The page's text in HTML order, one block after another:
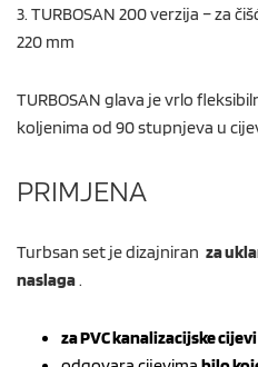
3. TURBOSAN 200 verzija – za
220 mm
TURBOSAN glava je vrlo
koljenima od 90 stupnjeva u
PRIMJENA
Turbsan set je dizajniran za
naslaga.
za PVC kanalizacijske cijevi